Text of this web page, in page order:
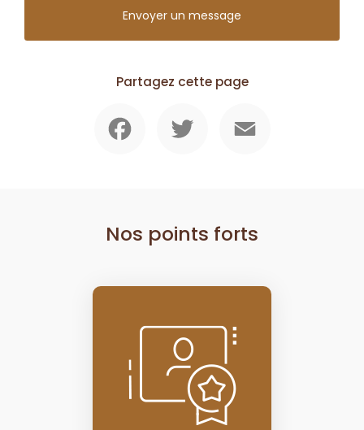
Envoyer un message
Partagez cette page
Nos points forts